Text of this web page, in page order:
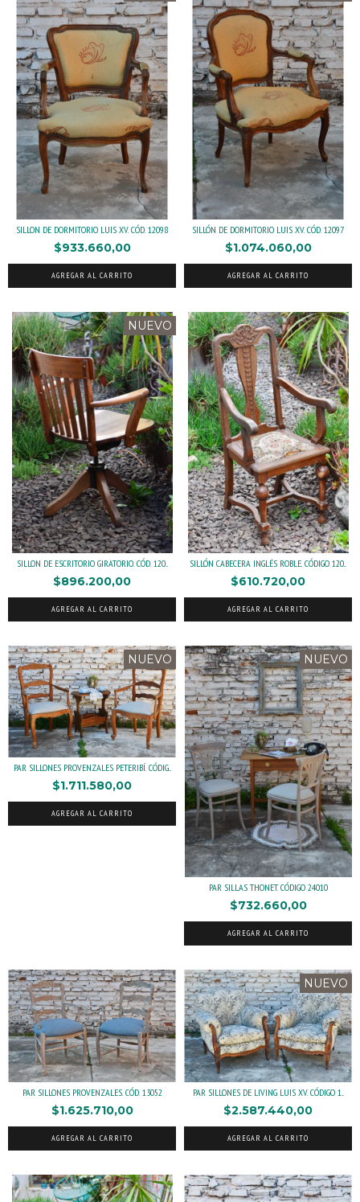
SILLON DE DORMITORIO LUIS XV. CÓD. 12098
$933.660,00
AGREGAR AL CARRITO
SILLÓN DE DORMITORIO LUIS XV. CÓD. 12097
$1.074.060,00
AGREGAR AL CARRITO
NUEVO
SILLON DE ESCRITORIO GIRATORIO. CÓD. 120...
$896.200,00
AGREGAR AL CARRITO
SILLÓN CABECERA INGLÉS ROBLE. CÓDIGO 120...
$610.720,00
AGREGAR AL CARRITO
NUEVO
PAR SILLONES PROVENZALES PETERIBÍ. CÓDIG...
$1.711.580,00
AGREGAR AL CARRITO
NUEVO
PAR SILLAS THONET. CÓDIGO 24010
$732.660,00
AGREGAR AL CARRITO
PAR SILLONES PROVENZALES. CÓD. 13052
$1.625.710,00
AGREGAR AL CARRITO
NUEVO
PAR SILLONES DE LIVING LUIS XV. CÓDIGO 1...
$2.587.440,00
AGREGAR AL CARRITO